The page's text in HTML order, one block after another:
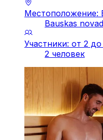
Местоположение:
Bauskas
Участники: от 2
2 человек